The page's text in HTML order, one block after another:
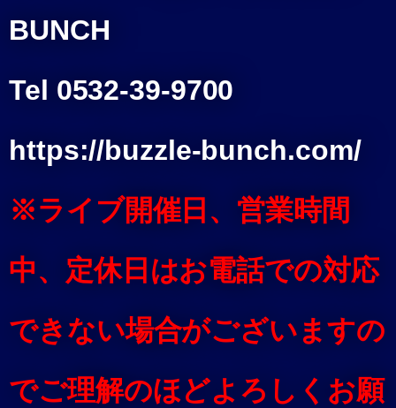
BUNCH
Tel 0532-39-9700
https://buzzle-bunch.com/
※ライブ開催日、営業時間
中、定休日はお電話での対応
できない場合がございますの
でご理解のほどよろしくお願